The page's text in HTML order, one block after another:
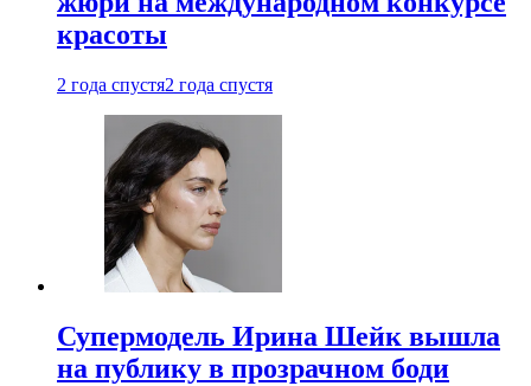
красоты
2 года спустя2 года спустя
Супермодель Ирина Шейк вышла
на публику в прозрачном боди